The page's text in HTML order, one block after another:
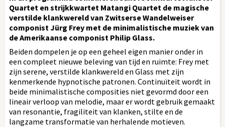
Quartet en strijkkwartet Matangi Quartet de magische
verstilde klankwereld van Zwitserse Wandelweiser
componist Jürg Frey met de minimalistische muziek van
de Amerikaanse componist Philip Glass.
Beiden dompelen je op een geheel eigen manier onder in
een compleet nieuwe beleving van tijd en ruimte: Frey met
zijn serene, verstilde klankwereld en Glass met zijn
kenmerkende hypnotische patronen. Continuïteit wordt in
beide minimalistische composities niet gevormd door een
lineair verloop van melodie, maar er wordt gebruik gemaakt
van resonantie, fragiliteit van klanken, stilte en de
langzame transformatie van herhalende motieven.